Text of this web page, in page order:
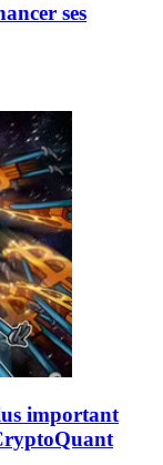
ses
important